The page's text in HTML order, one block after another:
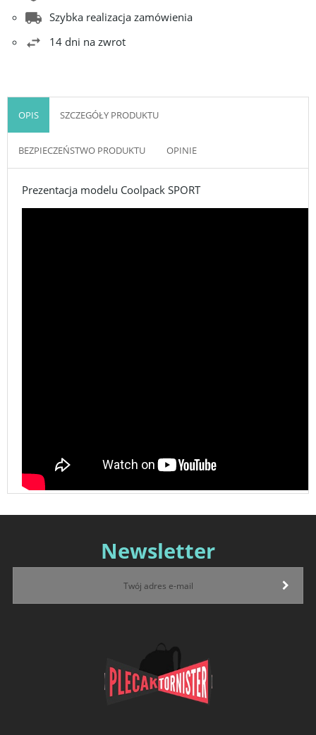
Szybka realizacja zamówienia
14 dni na zwrot
OPIS SZCZEGÓŁY PRODUKTU
BEZPIECZEŃSTWO PRODUKTU OPINIE
Prezentacja modelu Coolpack SPORT
Newsletter